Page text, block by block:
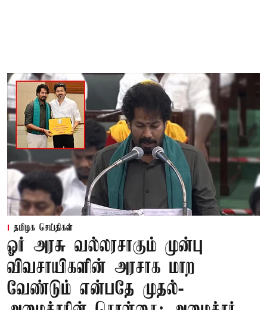
தமிழக செய்திகள்
ஓர் அரசு வல்லரசாகும் முன்பு
விவசாயிகளின் அரசாக மாற
வேண்டும் என்பதே முதல்-